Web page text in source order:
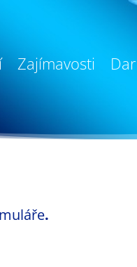
Zajímavosti Dar
.